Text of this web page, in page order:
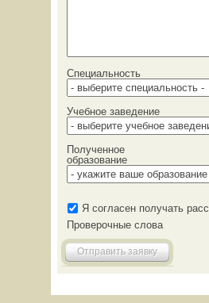
Специальность
Учебное заведение
Полученное
образование
Я согласен получать
Проверочные слова
Отправить заявку